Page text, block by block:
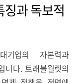
과 독보적
기업의 자본력과
니다. 트래블월렛의